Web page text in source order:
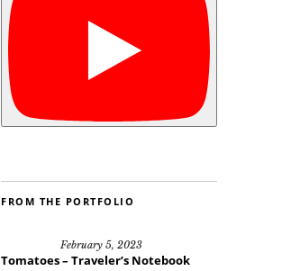
FROM THE PORTFOLIO
February 5, 2023
Tomatoes – Traveler’s Notebook